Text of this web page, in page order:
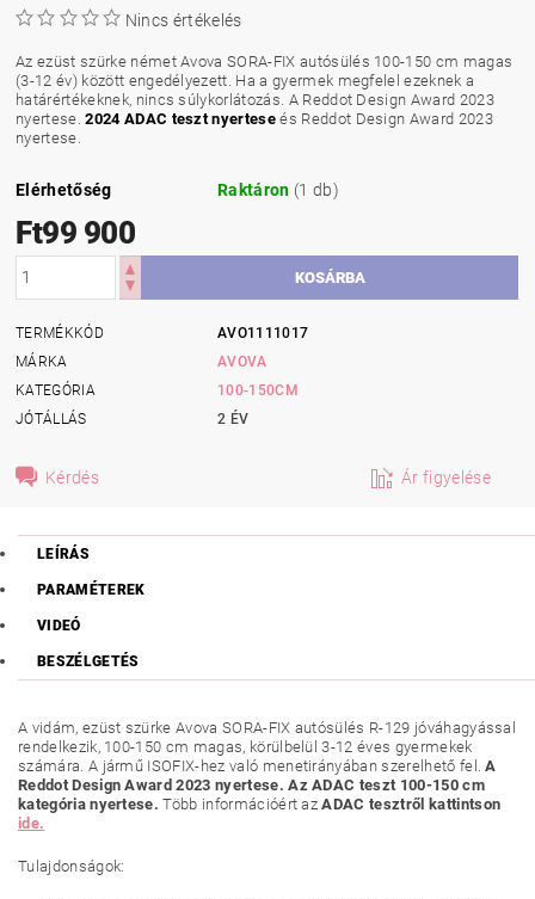
Nincs értékelés
Az ezüst szürke német Avova SORA-FIX autósülés 100-150 cm magas
(3-12 év) között engedélyezett. Ha a gyermek megfelel ezeknek a
határértékeknek, nincs súlykorlátozás. A Reddot Design Award 2023
nyertese.2024 ADAC teszt nyerteseés Reddot Design Award 2023
nyertese.
Elérhetőség Raktáron (1 db)
Ft99 900
TERMÉKKÓD
AVO1111017
MÁRKA
AVOVA
KATEGÓRIA
100-150CM
JÓTÁLLÁS
2 ÉV
Kérdés Ár figyelése
LEÍRÁS
PARAMÉTEREK
VIDEÓ
BESZÉLGETÉS
A vidám, ezüst szürke Avova SORA-FIX autósülés R-129 jóváhagyással
rendelkezik, 100-150 cm magas, körülbelül 3-12 éves gyermekek
számára. A jármű ISOFIX-hez való menetirányában szerelhető fel.A
Reddot Design Award 2023 nyertese. Az ADAC teszt 100-150 cm
kategória nyertese.Több információért az ADAC tesztről kattintson
ide.
Tulajdonságok: